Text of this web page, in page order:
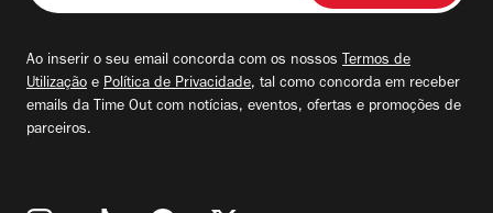
seu
Ao inserir o seu email concorda com os nossos Termos de
Utilização e Política de Privacidade, tal como concorda em receber
emails da Time Out com notícias, eventos, ofertas e promoções de
parceiros.